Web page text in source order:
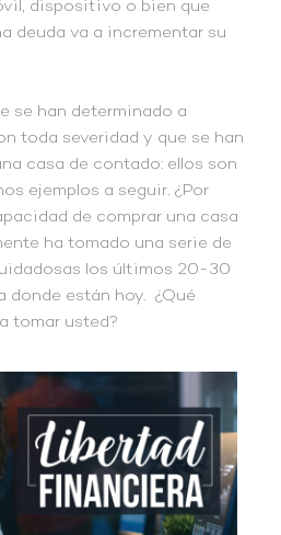
dispositivo o bien que
deuda va a incrementar su
se han determinado a
toda severidad y que se han
casa de contado: ellos son
ejemplos a seguir. ¿Por
de comprar una casa
ha tomado una serie de
los últimos 20-30
donde están hoy. ¿Qué
tomar usted?